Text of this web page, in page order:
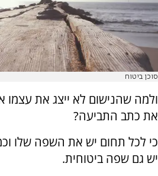
סוכן ביטוח
ולמה שהנישום לא ייצג את עצמו
את כתב התביעה?
כי לכל תחום יש את השפה שלו
יש גם שפה ביטוחית.